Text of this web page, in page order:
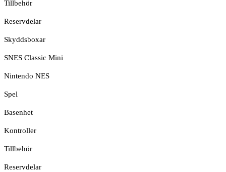
Tillbehör
Reservdelar
Skyddsboxar
SNES Classic Mini
Nintendo NES
Spel
Basenhet
Kontroller
Tillbehör
Reservdelar